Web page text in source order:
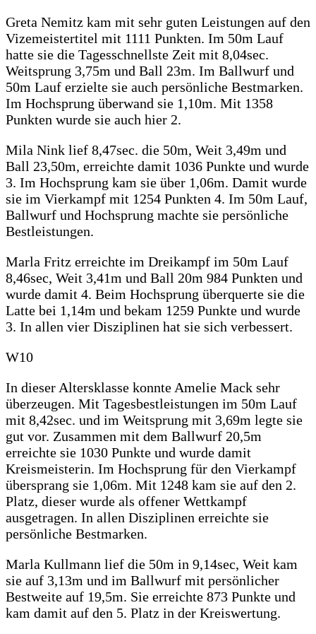
Greta Nemitz kam mit sehr guten Leistungen auf den
Vizemeistertitel mit 1111 Punkten. Im 50m Lauf
hatte sie die Tagesschnellste Zeit mit 8,04sec.
Weitsprung 3,75m und Ball 23m. Im Ballwurf und
50m Lauf erzielte sie auch persönliche Bestmarken.
Im Hochsprung überwand sie 1,10m. Mit 1358
Punkten wurde sie auch hier 2.
Mila Nink lief 8,47sec. die 50m, Weit 3,49m und
Ball 23,50m, erreichte damit 1036 Punkte und wurde
3. Im Hochsprung kam sie über 1,06m. Damit wurde
sie im Vierkampf mit 1254 Punkten 4. Im 50m Lauf,
Ballwurf und Hochsprung machte sie persönliche
Bestleistungen.
Marla Fritz erreichte im Dreikampf im 50m Lauf
8,46sec, Weit 3,41m und Ball 20m 984 Punkten und
wurde damit 4. Beim Hochsprung überquerte sie die
Latte bei 1,14m und bekam 1259 Punkte und wurde
3. In allen vier Disziplinen hat sie sich verbessert.
W10
In dieser Altersklasse konnte Amelie Mack sehr
überzeugen. Mit Tagesbestleistungen im 50m Lauf
mit 8,42sec. und im Weitsprung mit 3,69m legte sie
gut vor. Zusammen mit dem Ballwurf 20,5m
erreichte sie 1030 Punkte und wurde damit
Kreismeisterin. Im Hochsprung für den Vierkampf
übersprang sie 1,06m. Mit 1248 kam sie auf den 2.
Platz, dieser wurde als offener Wettkampf
ausgetragen. In allen Disziplinen erreichte sie
persönliche Bestmarken.
Marla Kullmann lief die 50m in 9,14sec, Weit kam
sie auf 3,13m und im Ballwurf mit persönlicher
Bestweite auf 19,5m. Sie erreichte 873 Punkte und
kam damit auf den 5. Platz in der Kreiswertung.